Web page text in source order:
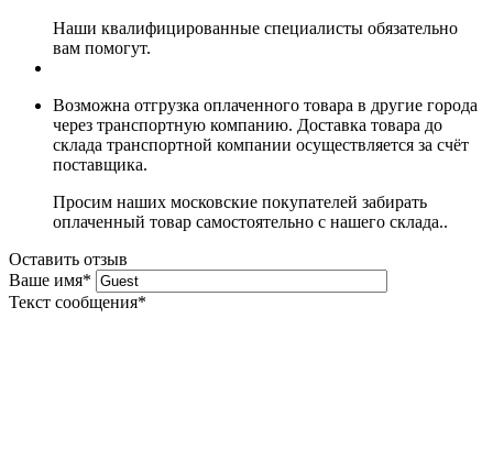
Наши квалифицированные специалисты обязательно
вам помогут.
Возможна отгрузка оплаченного товара в другие города
через транспортную компанию. Доставка товара до
склада транспортной компании осуществляется за счёт
поставщика.
Просим наших московские покупателей забирать
оплаченный товар самостоятельно с нашего склада..
Оставить отзыв
Ваше имя*
Текст сообщения*